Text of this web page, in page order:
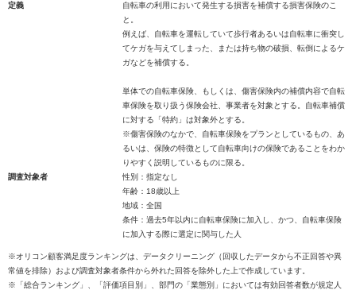
定義
自転車の利用において発生する損害を補償する損害保険のこ
と。
例えば、自転車を運転していて歩行者あるいは自転車に衝突し
てケガを与えてしまった、または持ち物の破損、転倒によるケ
ガなどを補償する。
単体での自転車保険、もしくは、傷害保険内の補償内容で自転
車保険を取り扱う保険会社、事業者を対象とする。自転車補償
に対する「特約」は対象外とする。
※傷害保険のなかで、自転車保険をプランとしているもの、あ
るいは、保険の特徴として自転車向けの保険であることをわか
りやすく説明しているものに限る。
調査対象者
性別：指定なし
年齢：18歳以上
地域：全国
条件：過去5年以内に自転車保険に加入し、かつ、自転車保険
に加入する際に選定に関与した人
※オリコン顧客満足度ランキングは、データクリーニング（回収したデータから不正回答や異
常値を排除）および調査対象者条件から外れた回答を除外した上で作成しています。
※「総合ランキング」、「評価項目別」、部門の「業態別」においては有効回答者数が規定人